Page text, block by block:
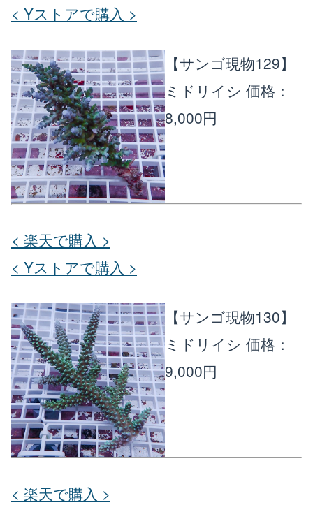
< Yストアで購入 >
【サンゴ現物129】
ミドリイシ 価格：
8,000円
< 楽天で購入 >
< Yストアで購入 >
【サンゴ現物130】
ミドリイシ 価格：
9,000円
< 楽天で購入 >